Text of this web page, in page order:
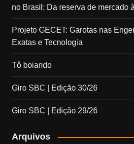
no Brasil: Da reserva de mercado
Projeto GECET: Garotas nas
Exatas e Tecnologia
Tô boiando
Giro SBC | Edição 30/26
Giro SBC | Edição 29/26
Arquivos